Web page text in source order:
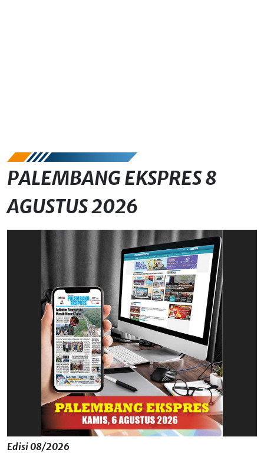
PALEMBANG EKSPRES 8
AGUSTUS 2026
Edisi 08/2026